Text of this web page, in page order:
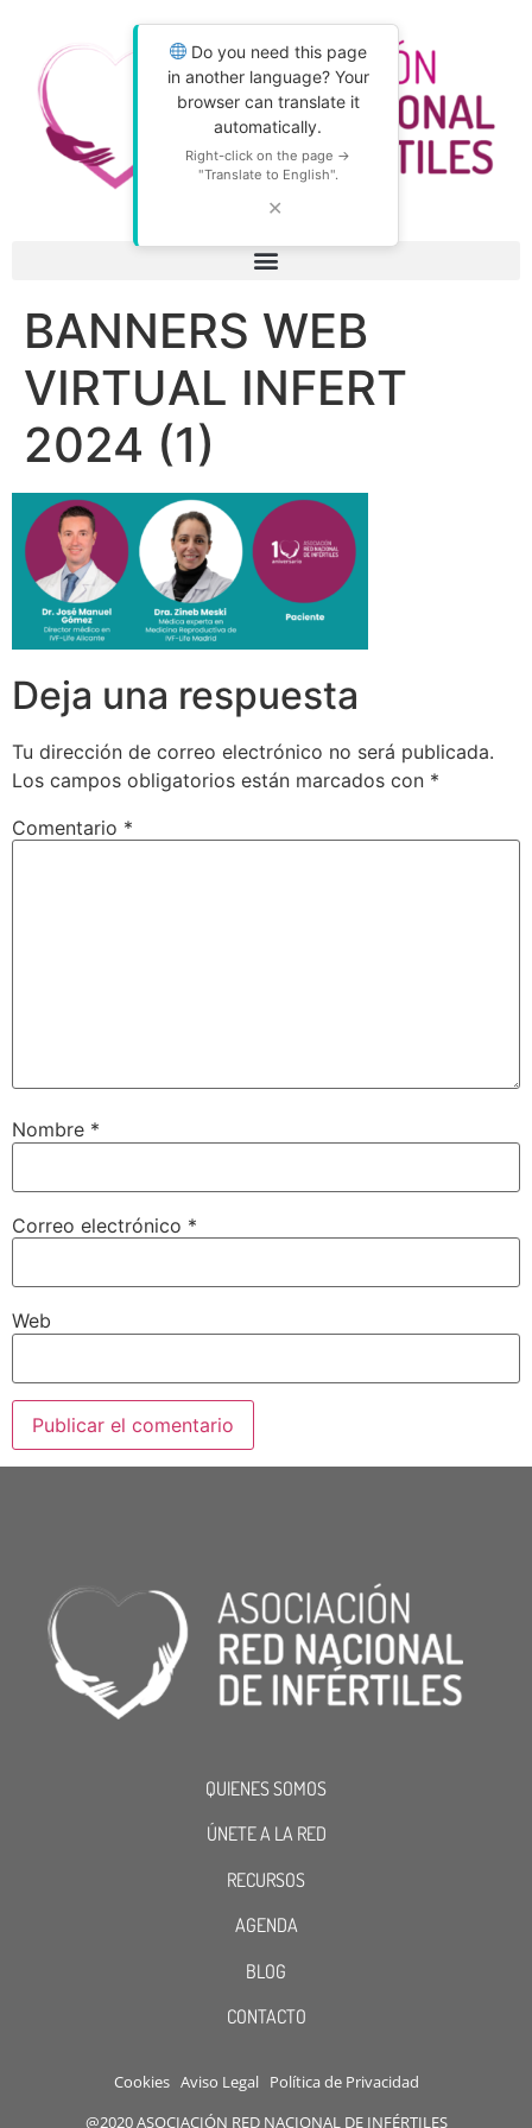
Do you need this page
in another language? Your
browser can translate it
automatically.
Right-click on the page →
"Translate to English".
✕
BANNERS WEB
VIRTUAL INFERT
2024 (1)
Deja una respuesta
Tu dirección de correo electrónico no será publicada.
Los campos obligatorios están marcados con *
Comentario *
Nombre *
Correo electrónico *
Web
QUIENES SOMOS
ÚNETE A LA RED
RECURSOS
AGENDA
BLOG
CONTACTO
Cookies Aviso Legal Política de Privacidad
@2020 ASOCIACIÓN RED NACIONAL DE INFÉRTILES